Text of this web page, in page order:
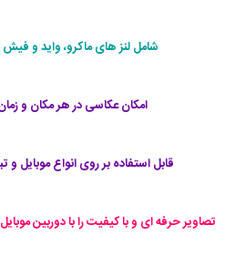
شامل لنز های ماکرو، واید و
امکان عکاسی در هر مکان و
قابل استفاده بر روی انواع موبایل و
تصاویر حرفه ای و با کیفیت را با دوربین